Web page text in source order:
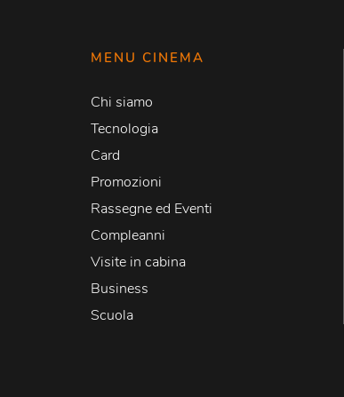
MENU CINEMA
Chi siamo
Tecnologia
Card
Promozioni
Rassegne ed Eventi
Compleanni
Visite in cabina
Business
Scuola